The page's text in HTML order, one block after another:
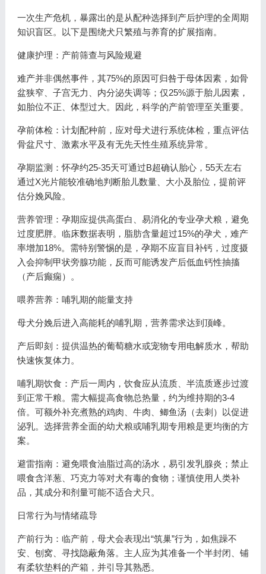
一次生产危机，暴露出的是从配种选择到产后护理的全周期
知识盲区。以下是围绕犬只繁殖与养育的扩展指南。
健康护理：产前筛查与风险规避
难产并非偶然事件，其75%的原因可归咎于母体因素，如骨
盆狭窄、子宫无力、内分泌失调等；仅25%源于胎儿因素，
如胎位不正、体型过大。因此，科学的产前管理至关重要。
孕前体检：计划配种前，应对母犬进行系统体检，重点评估
骨盆尺寸、激素水平及有无先天性生殖系统异常。
孕期监测：怀孕约25-35天可通过B超确认胎心，55天左右
通过X光片能较准确地判断胎儿数量、大小及胎位，提前评
估分娩风险。
营养管理：孕期应提供高蛋白、易消化的专业孕犬粮，避免
过度肥胖。临床数据表明，脂肪含量超过15%的孕犬，难产
率增加18%。需特别警惕的是，孕期不应盲目补钙，过度摄
入会抑制甲状旁腺功能，反而可能诱发产后低血钙性抽搐
（产后癫痫）。
喂养营养：哺乳期的能量支持
母犬分娩后进入高能耗的哺乳期，营养需求达到顶峰。
产后即刻：提供温热的葡萄糖水或宠物专用电解质水，帮助
快速恢复体力。
哺乳期饮食：产后一周内，饮食应从流质、半流质逐步过渡
到正常干粮。需大幅提高食物总热量，约为维持期的3-4
倍。可额外补充煮熟的鸡肉、牛肉、鲫鱼汤（去刺）以促进
泌乳。选择营养全面的幼犬粮或哺乳期专用粮是更均衡的方
案。
避雷指南：避免喂食油脂过高的汤水，易引发乳腺炎；禁止
喂食含洋葱、巧克力等对犬有毒的食物；谨慎使用人类补
品，其成分和剂量可能不适合犬只。
日常行为与情绪疏导
产前行为：临产前，母犬会表现出“筑巢”行为，如焦躁不
安、刨窝、寻找隐蔽角落。主人应为其准备一个半封闭、铺
有柔软垫料的产箱，并引导其熟悉。